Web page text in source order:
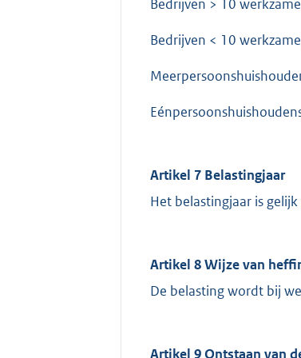
Bedrijven > 10
Bedrijven < 10
Artikel 7 Belastingjaar
Het belastingjaar is
Artikel 8 Wijze van
De belasting wordt bij
Artikel 9 Ontstaan van